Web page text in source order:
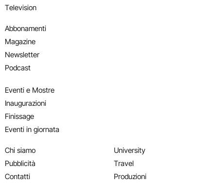
Television
Abbonamenti
Magazine
Newsletter
Podcast
Eventi e Mostre
Inaugurazioni
Finissage
Eventi in giornata
Chi siamo
Pubblicità
Contatti
University
Travel
Produzioni